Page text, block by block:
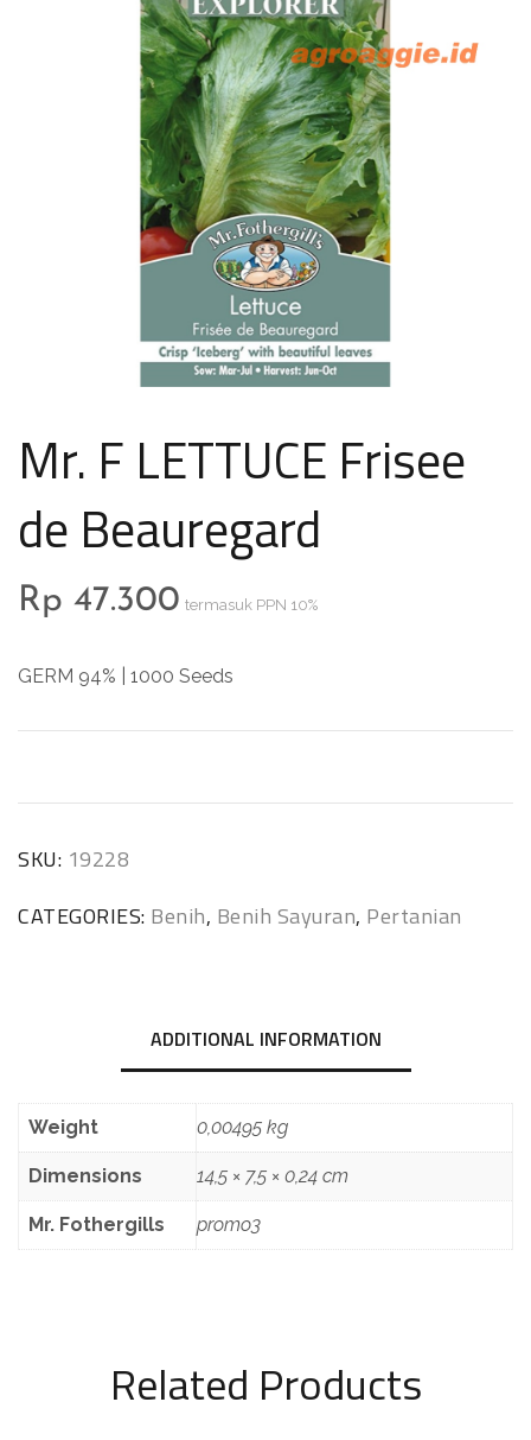
Mr. F LETTUCE Frisee
de Beauregard
Rp 47.300 termasuk PPN 10%
GERM 94% | 1000 Seeds
SKU: 19228
CATEGORIES: Benih, Benih Sayuran, Pertanian
ADDITIONAL INFORMATION
Weight 0,00495 kg
Dimensions 14,5 × 7,5 × 0,24 cm
Mr. Fothergills promo3
Related Products